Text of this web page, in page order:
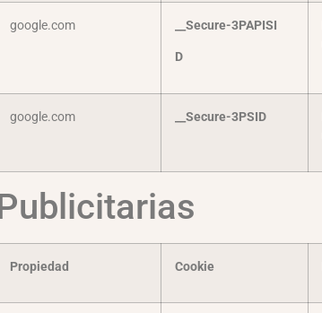
google.com __Secure-3PAPISI
D
google.com __Secure-3PSID
Propiedad Cookie